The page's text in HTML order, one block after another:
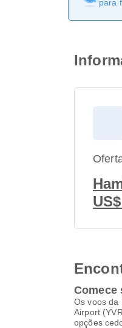
para
Comece
Os voos da
Airport
opções